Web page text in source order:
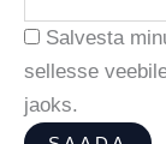
Salvesta
sellesse
jaoks.